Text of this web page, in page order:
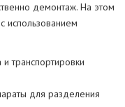
демонтаж. На этом
использованием
транспортировки
для разделения